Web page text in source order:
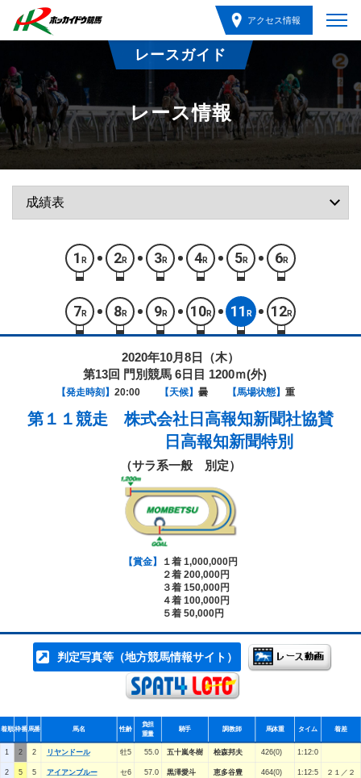
アクセス情報
レースガイド
レース情報
1 R 2R 3R 4R 5R 6R
7 R 8R 9R 10R 11 R 12R
2020年10月8日（木）
第13回 門別競馬 6日目 1200ｍ(外)
【発走時刻】 20:00 【天候】 曇 【馬場状態】 重
第１１競走株式会社日高報知新聞社協賛
日高報知新聞特別
（サラ系一般 別定）
【賞金】
１着 1,000,000円
２着 200,000円
３着 150,000円
４着 100,000円
５着 50,000円
判定写真等（地方競馬情報サイト）
着順枠番馬番 馬名 性齢
負担
重量
騎手 調教師 馬体重 タイム 着差
1 2 2 リヤンドール 牡5 55.0 五十嵐冬樹 桧森邦夫 426(0) 1:12:0
2 5 5 アイアンブルー セ6 57.0 黒澤愛斗 恵多谷豊 464(0) 1:12:5 ２１／２